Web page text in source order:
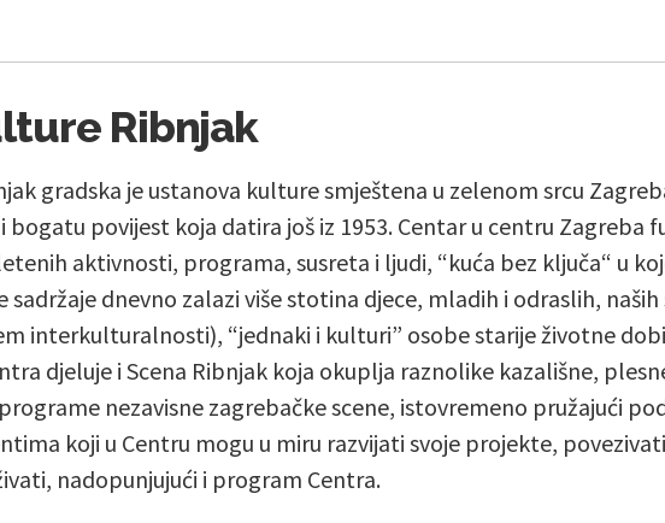
Ribnjak
gradska je ustanova kulture smještena u zelenom srcu
bogatu povijest koja datira još iz 1953. Centar u centru Zagreba
aktivnosti, programa, susreta i ljudi, “kuća bez ključa“ u
dnevno zalazi više stotina djece, mladih i odraslih,
interkulturalnosti), “jednaki i kulturi” osobe starije životne
djeluje i Scena Ribnjak koja okuplja raznolike kazališne,
nezavisne zagrebačke scene, istovremeno pružajući
koji u Centru mogu u miru razvijati svoje projekte,
nadopunjujući i program Centra.